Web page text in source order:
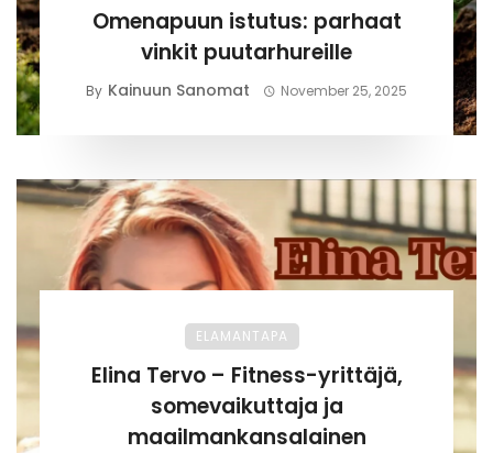
Omenapuun istutus: parhaat
vinkit puutarhureille
By Kainuun Sanomat November 25, 2025
ELAMANTAPA
Elina Tervo – Fitness-yrittäjä,
somevaikuttaja ja
maailmankansalainen